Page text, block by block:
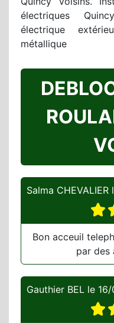
électriques
électrique
métallique
Salma CHEVALIER
Bon acceuil
par des
Gauthier BEL le